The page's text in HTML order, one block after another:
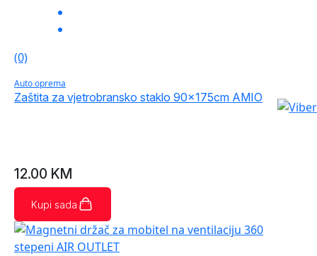
(0)
Auto oprema
Zaštita za vjetrobransko staklo 90x175cm AMIO
12.00 KM
Kupi sada